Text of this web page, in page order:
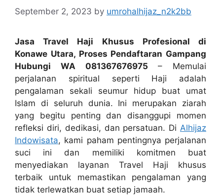
September 2, 2023 by umrohalhijaz_n2k2bb
Jasa Travel Haji Khusus Profesional di
Konawe Utara, Proses Pendaftaran Gampang
Hubungi WA 081367676975 – Memulai
perjalanan spiritual seperti Haji adalah
pengalaman sekali seumur hidup buat umat
Islam di seluruh dunia. Ini merupakan ziarah
yang begitu penting dan disanggupi momen
refleksi diri, dedikasi, dan persatuan. Di Alhijaz
Indowisata, kami paham pentingnya perjalanan
suci ini dan memiliki komitmen buat
menyediakan layanan Travel Haji khusus
terbaik untuk memastikan pengalaman yang
tidak terlewatkan buat setiap jamaah.